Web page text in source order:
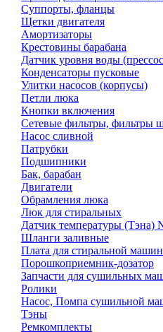
Суппорты, фланцы
Щетки двигателя
Амортизаторы
Крестовины барабана
Датчик уровня воды
Конденсаторы пусковые
Улитки насосов (корпусы)
Петли люка
Кнопки включения
Сетевые фильтры, фильтры
Насос сливной
Патрубки
Подшипники
Бак, барабан
Двигатели
Обрамления люка
Люк для стиральных
Датчик температуры (Тэна)
Шланги заливные
Плата для стиральной
Порошкоприемник-дозатор
Запчасти для сушильных
Ролики
Насос, Помпа сушильной
Тэны
Ремкомплекты